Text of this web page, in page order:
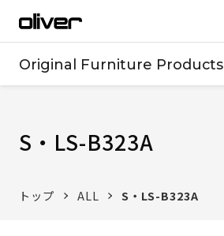
Original Furniture Products
S・LS-B323A
トップ ALL S・LS-B323A